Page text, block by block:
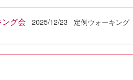
グ会 2025/12/23 定例ウォーキング